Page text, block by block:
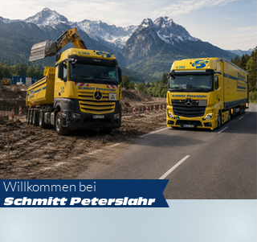
Willkommen bei
Schmitt Peterslahr